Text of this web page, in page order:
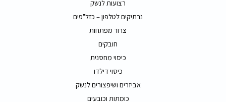
רצועות לנשק
נרתיקים לטלפון – כזל"פים
צרור מפתחות
חובקים
כיסוי מחסנית
כיסוי דילדו
אביזרים ושיפצורים לנשק
כומתות וכובעים